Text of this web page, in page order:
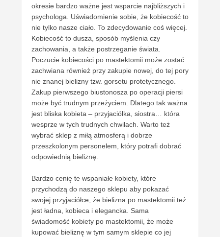
okresie bardzo ważne jest wsparcie najbliższych i
psychologa. Uświadomienie sobie, że kobiecość to
nie tylko nasze ciało. To zdecydowanie coś więcej.
Kobiecość to dusza, sposób myślenia czy
zachowania, a także postrzeganie świata.
Poczucie kobiecości po mastektomii może zostać
zachwiana również przy zakupie nowej, do tej pory
nie znanej bielizny tzw. gorsetu protetycznego.
Zakup pierwszego biustonosza po operacji piersi
może być trudnym przeżyciem. Dlatego tak ważna
jest bliska kobieta – przyjaciółka, siostra… która
wesprze w tych trudnych chwilach. Warto też
wybrać sklep z miłą atmosferą i dobrze
przeszkolonym personelem, który potrafi dobrać
odpowiednią bieliznę.
Bardzo cenię te wspaniałe kobiety, które
przychodzą do naszego sklepu aby pokazać
swojej przyjaciółce, że bielizna po mastektomii też
jest ładna, kobieca i elegancka. Sama
świadomość kobiety po mastektomii, że może
kupować bieliznę w tym samym sklepie co jej